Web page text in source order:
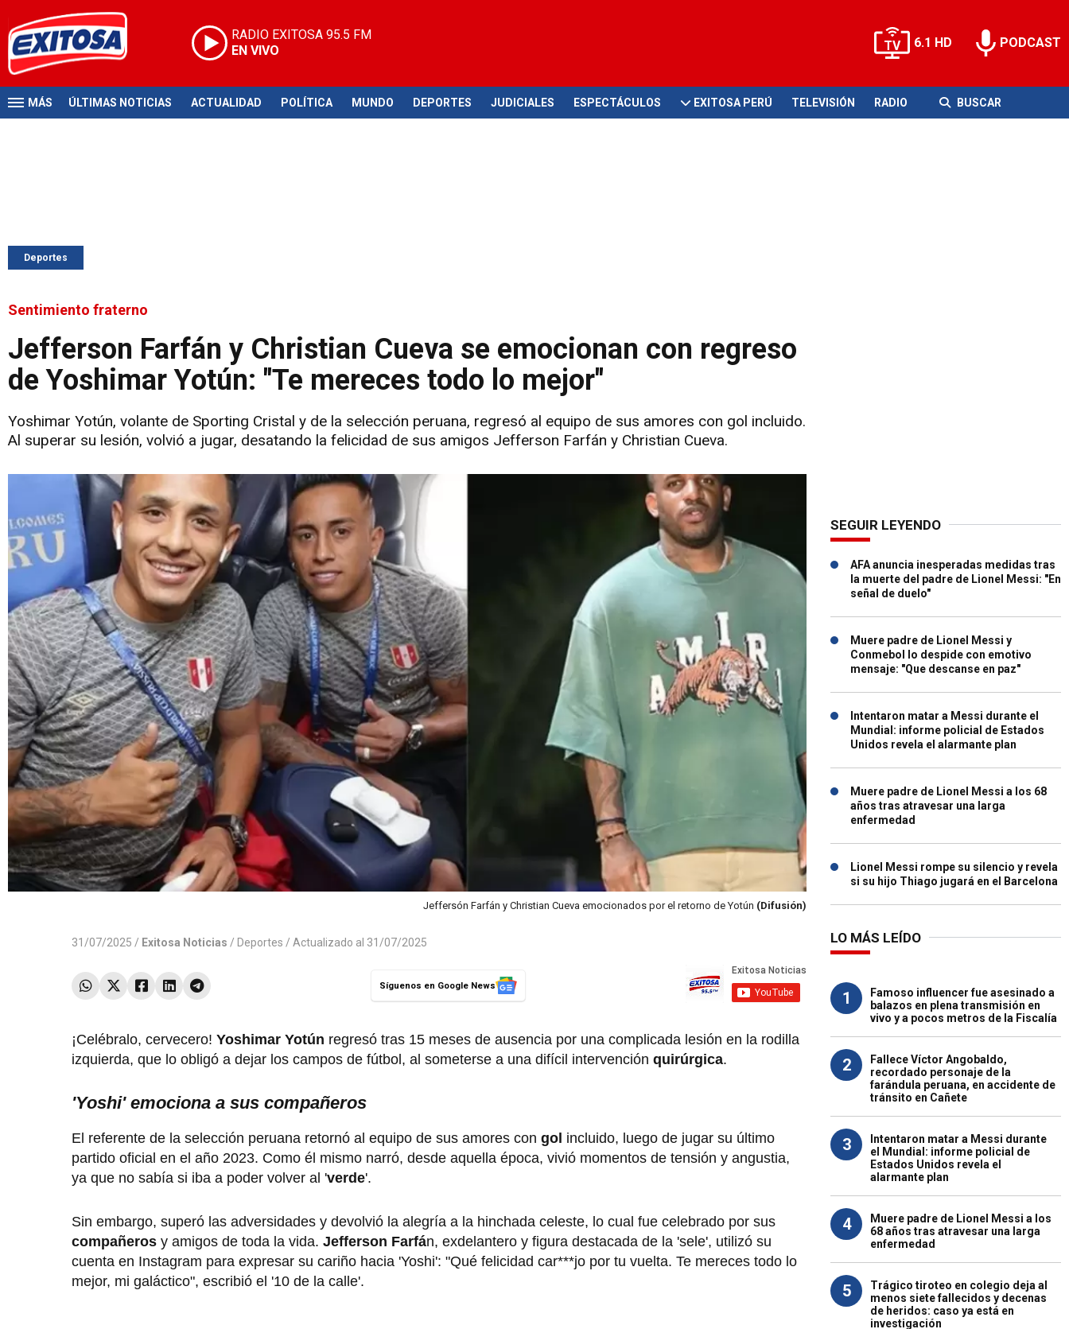
RADIO EXITOSA 95.5 FM
EN VIVO
6.1 HD PODCAST
MÁS ÚLTIMAS NOTICIAS ACTUALIDAD POLÍTICA MUNDO DEPORTES JUDICIALES ESPECTÁCULOS EXITOSA PERÚ TELEVISIÓN RADIO BUSCAR
Deportes
Sentimiento fraterno
Jefferson Farfán y Christian Cueva se emocionan con regreso
de Yoshimar Yotún: "Te mereces todo lo mejor"
Yoshimar Yotún, volante de Sporting Cristal y de la selección peruana, regresó al equipo de sus amores con gol incluido.
Al superar su lesión, volvió a jugar, desatando la felicidad de sus amigos Jefferson Farfán y Christian Cueva.
Jeffersón Farfán y Christian Cueva emocionados por el retorno de Yotún (Difusión)
31/07/2025 / Exitosa Noticias / Deportes / Actualizado al 31/07/2025
Síguenos en Google News
¡Celébralo, cervecero! Yoshimar Yotún regresó tras 15 meses de ausencia por una complicada lesión en la rodilla
izquierda, que lo obligó a dejar los campos de fútbol, al someterse a una difícil intervención quirúrgica.
'Yoshi' emociona a sus compañeros
El referente de la selección peruana retornó al equipo de sus amores con gol incluido, luego de jugar su último
partido oficial en el año 2023. Como él mismo narró, desde aquella época, vivió momentos de tensión y angustia,
ya que no sabía si iba a poder volver al 'verde'.
Sin embargo, superó las adversidades y devolvió la alegría a la hinchada celeste, lo cual fue celebrado por sus
compañeros y amigos de toda la vida. Jefferson Farfán, exdelantero y figura destacada de la 'sele', utilizó su
cuenta en Instagram para expresar su cariño hacia 'Yoshi': "Qué felicidad car***jo por tu vuelta. Te mereces todo lo
mejor, mi galáctico", escribió el '10 de la calle'.
SEGUIR LEYENDO
AFA anuncia inesperadas medidas tras
la muerte del padre de Lionel Messi: "En
señal de duelo"
Muere padre de Lionel Messi y
Conmebol lo despide con emotivo
mensaje: "Que descanse en paz"
Intentaron matar a Messi durante el
Mundial: informe policial de Estados
Unidos revela el alarmante plan
Muere padre de Lionel Messi a los 68
años tras atravesar una larga
enfermedad
Lionel Messi rompe su silencio y revela
si su hijo Thiago jugará en el Barcelona
LO MÁS LEÍDO
1
Famoso influencer fue asesinado a
balazos en plena transmisión en
vivo y a pocos metros de la Fiscalía
2
Fallece Víctor Angobaldo,
recordado personaje de la
farándula peruana, en accidente de
tránsito en Cañete
3
Intentaron matar a Messi durante
el Mundial: informe policial de
Estados Unidos revela el
alarmante plan
4
Muere padre de Lionel Messi a los
68 años tras atravesar una larga
enfermedad
5
Trágico tiroteo en colegio deja al
menos siete fallecidos y decenas
de heridos: caso ya está en
investigación